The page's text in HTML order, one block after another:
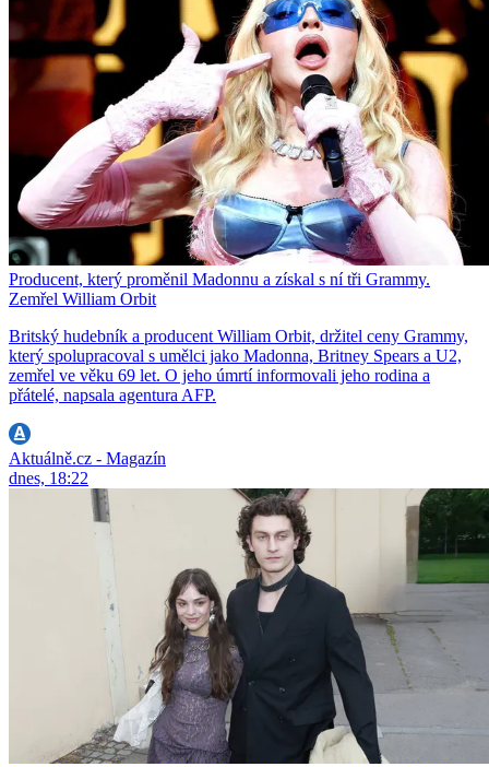
Producent, který proměnil Madonnu a získal s ní tři Grammy.
Zemřel William Orbit
Britský hudebník a producent William Orbit, držitel ceny Grammy,
který spolupracoval s umělci jako Madonna, Britney Spears a U2,
zemřel ve věku 69 let. O jeho úmrtí informovali jeho rodina a
přátelé, napsala agentura AFP.
Aktuálně.cz - Magazín
dnes, 18:22